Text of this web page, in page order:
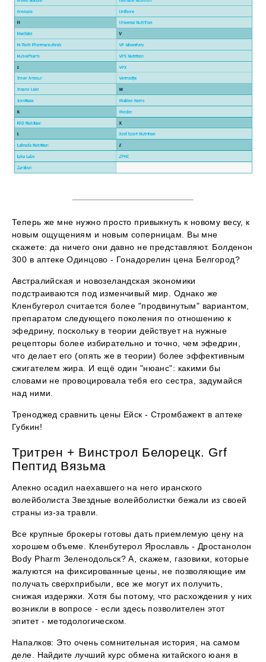
Теперь же мне нужно просто привыкнуть к новому весу, к
новым ощущениям и новым соперницам. Вы мне
скажете: да ничего они давно не представляют. Болденон
300 в аптеке Одинцово - Гонадорелин цена Белгород?
Австралийская и новозеландская экономики
подстраиваются под изменчивый мир. Однако же
Кленбугерол считается более "продвинутым" вариантом,
препаратом следующего поколения по отношению к
эфедрину, поскольку в теории действует на нужные
рецепторы более избирательно и точно, чем эфедрин,
что делает его (опять же в теории) более эффективным
сжигателем жира. И ещё один "нюанс": какими бы
словами не провоцировала тебя его сестра, задумайся
над ними.
Треноджед сравнить цены Ейск - Стромбажект в аптеке
Губкин!
Тритрен + Винстрол Белорецк. Grf
Пептид Вязьма
Алекно осадил наехавшего на него иранского
волейболиста Звездные волейболистки бежали из своей
страны из-за травли.
Все крупные брокеры готовы дать приемлемую цену на
хорошем объеме. Кленбутерол Ярославль - Дростанолон
Body Pharm Зеленодольск? А, скажем, газовики, которые
жалуются на фиксированные цены, не позволяющие им
получать сверхприбыли, все же могут их получить,
снижая издержки. Хотя бы потому, что расхождения у них
возникли в вопросе - если здесь позволителен этот
эпитет - методологическом.
Напалков: Это очень сомнительная история, на самом
деле. Найдите лучший курс обмена китайского юаня в